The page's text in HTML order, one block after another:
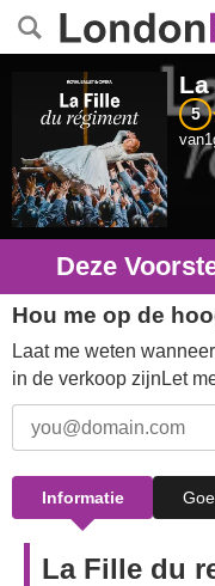
5
van1
Deze
Hou me op de
Laat me weten wanneer
in de verkoop zijnLet
Informatie
La Fille du